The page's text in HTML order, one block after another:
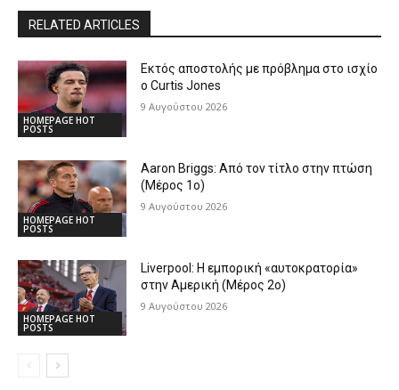
RELATED ARTICLES
HOMEPAGE HOT
POSTS
Εκτός αποστολής με πρόβλημα στο ισχίο
ο Curtis Jones
9 Αυγούστου 2026
HOMEPAGE HOT
POSTS
Aaron Briggs: Από τον τίτλο στην πτώση
(Μέρος 1ο)
9 Αυγούστου 2026
HOMEPAGE HOT
POSTS
Liverpool: Η εμπορική «αυτοκρατορία»
στην Αμερική (Μέρος 2ο)
9 Αυγούστου 2026